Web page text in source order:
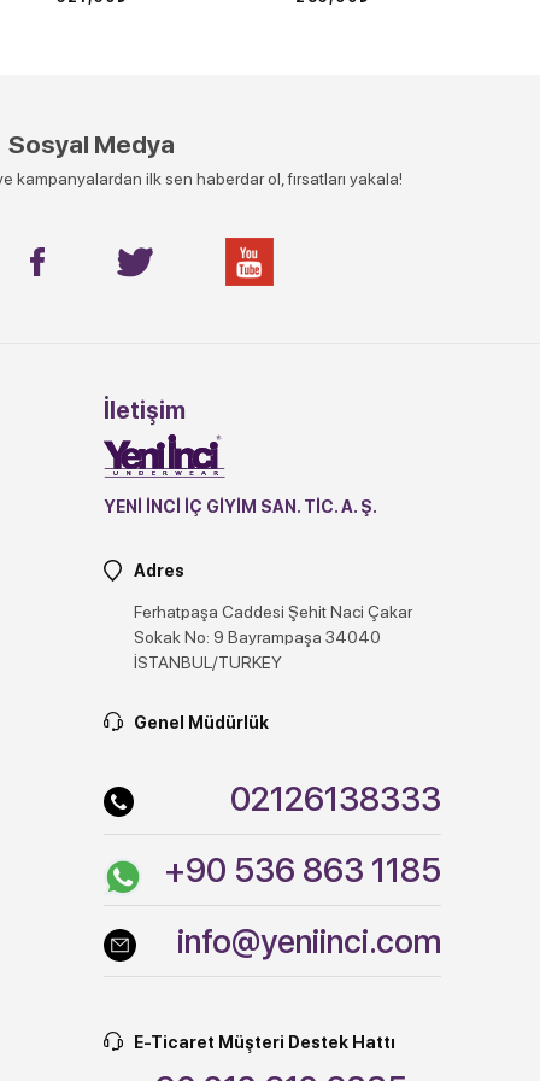
Sosyal Medya
kampanyalardan ilk sen haberdar ol, fırsatları yakala!
İletişim
YENİ İNCİ İÇ GİYİM SAN. TİC. A. Ş.
Adres
Ferhatpaşa Caddesi Şehit Naci Çakar
Sokak No: 9 Bayrampaşa 34040
İSTANBUL/TURKEY
Genel Müdürlük
02126138333
+90 536 863 1185
info@yeniinci.com
E-Ticaret Müşteri Destek Hattı